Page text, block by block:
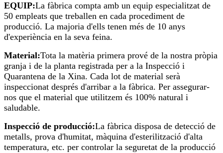
EQUIP:La fàbrica compta amb un equip especialitzat de
50 empleats que treballen en cada procediment de
producció. La majoria d'ells tenen més de 10 anys
d'experiència en la seva feina.
Material:Tota la matèria primera prové de la nostra pròpia
granja i de la planta registrada per a la Inspecció i
Quarantena de la Xina. Cada lot de material serà
inspeccionat després d'arribar a la fàbrica. Per assegurar-
nos que el material que utilitzem és 100% natural i
saludable.
Inspecció de producció:La fàbrica disposa de detecció de
metalls, prova d'humitat, màquina d'esterilització d'alta
temperatura, etc. per controlar la seguretat de la producció